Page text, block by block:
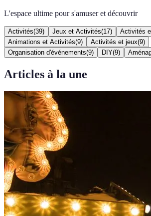
L'espace ultime pour s'amuser et découvrir
Activités(39) Jeux et Activités(17) Activités
Animations et Activités(9) Activités et jeux(9)
Organisation d'événements(9) DIY(9)
Articles à la une